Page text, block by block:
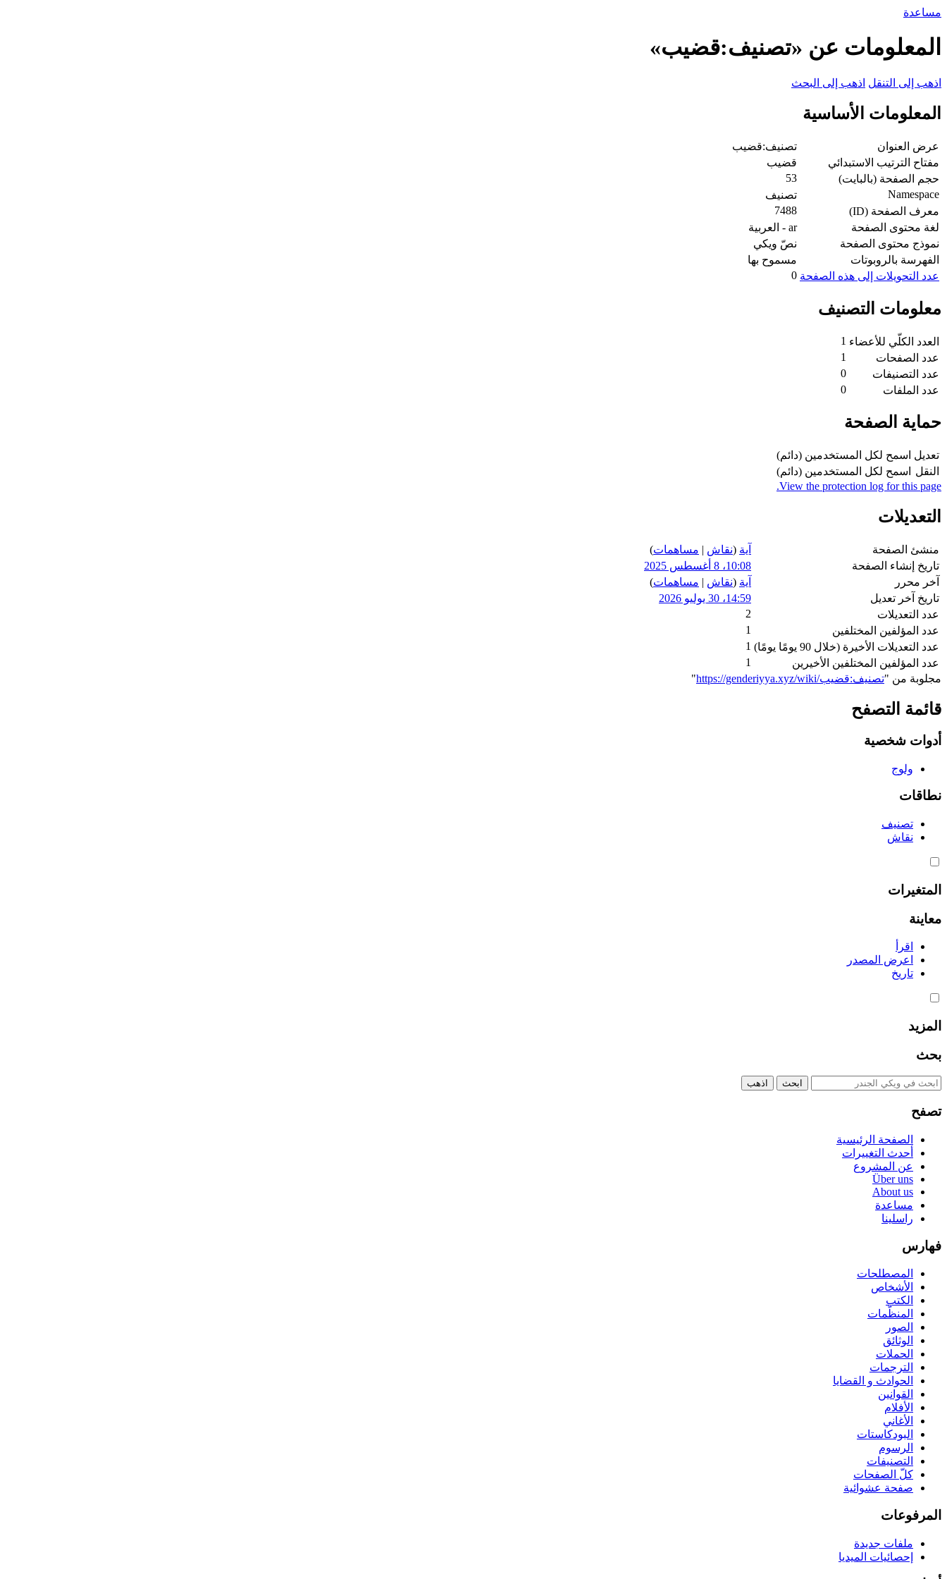
مساعدة
المعلومات عن «تصنيف:قضيب»
اذهب إلى التنقل اذهب إلى البحث
المعلومات الأساسية
عرض العنوان
تصنيف:قضيب
مفتاح الترتيب الاستبدائي
قضيب
حجم الصفحة (بالبايت)
53
Namespace
تصنيف
معرف الصفحة (ID)
7488
لغة محتوى الصفحة
ar - العربية
نموذج محتوى الصفحة
نصّ ويكي
الفهرسة بالروبوتات
مسموح بها
عدد التحويلات إلى هذه الصفحة 0
معلومات التصنيف
العدد الكلّي للأعضاء 1
عدد الصفحات
1
عدد التصنيفات
0
عدد الملفات
0
حماية الصفحة
تعديل اسمح لكل المستخدمين (دائم)
النقل
اسمح لكل المستخدمين (دائم)
View the protection log for this page.
التعديلات
منشئ الصفحة آية (نقاش | مساهمات)
تاريخ إنشاء الصفحة
10:08، 8 أغسطس 2025
آخر محرر
آية (نقاش | مساهمات)
تاريخ آخر تعديل
14:59، 30 يوليو 2026
عدد التعديلات
2
عدد المؤلفين المختلفين
1
عدد التعديلات الأخيرة (خلال 90 يومًا يومًا)
1
عدد المؤلفين المختلفين الأخيرين
1
مجلوبة من "https://genderiyya.xyz/wiki/تصنيف:قضيب "
قائمة التصفح
أدوات شخصية
ولوج
نطاقات
تصنيف
نقاش
المتغيرات
معاينة
اقرأ
اعرض المصدر
تاريخ
المزيد
بحث
تصفح
الصفحة الرئيسية
أحدث التغييرات
عن المشروع
Über uns
About us
مساعدة
راسلينا
فهارس
المصطلحات
الأشخاص
الكتب
المنظّمات
الصور
الوثائق
الحملات
الترجمات
الحوادث و القضايا
القوانين
الأفلام
الأغاني
البودكاستات
الرسوم
التصنيفات
كلّ الصفحات
صفحة عشوائية
المرفوعات
ملفات جديدة
إحصائيات الميديا